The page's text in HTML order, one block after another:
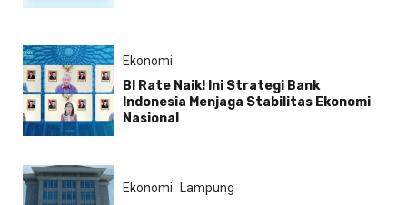
Ekonomi
BI Rate Naik! Ini Strategi Bank
Indonesia Menjaga Stabilitas Ekonomi
Nasional
Ekonomi Lampung